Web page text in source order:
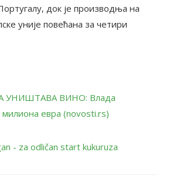
док је производња на
уније повећана за четири
УНИШТАВА ВИНО: Влада
милиона евра (novosti.rs)